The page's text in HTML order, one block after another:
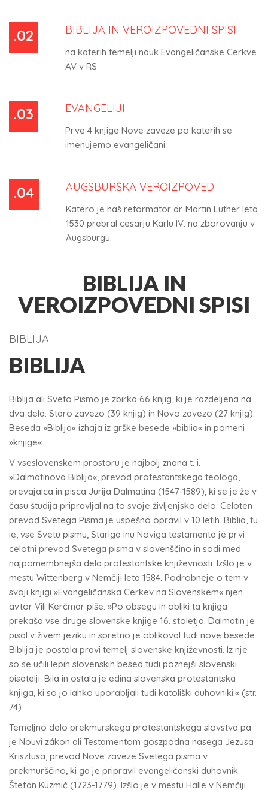
.02 BIBLIJA IN VEROIZPOVEDNI SPISI
na katerih temelji nauk Evangeličanske Cerkve
AV v RS
.03 EVANGELIJI
Prve 4 knjige Nove zaveze po katerih se
imenujemo evangeličani.
.04 AUGSBURŠKA VEROIZPOVED
Katero je naš reformator dr. Martin Luther leta
1530 prebral cesarju Karlu IV. na zborovanju v
Augsburgu.
BIBLIJA IN
VEROIZPOVEDNI SPISI
BIBLIJA
BIBLIJA
Biblija ali Sveto Pismo je zbirka 66 knjig, ki je razdeljena na
dva dela: Staro zavezo (39 knjig) in Novo zavezo (27 knjig).
Beseda »Biblija« izhaja iz grške besede »biblia« in pomeni
»knjige«.
V vseslovenskem prostoru je najbolj znana t. i.
»Dalmatinova Biblija«, prevod protestantskega teologa,
prevajalca in pisca Jurija Dalmatina (1547-1589), ki se je že v
času študija pripravljal na to svoje življenjsko delo. Celoten
prevod Svetega Pisma je uspešno opravil v 10 letih. Biblia, tu
ie, vse Svetu pismu, Stariga inu Noviga testamenta je prvi
celotni prevod Svetega pisma v slovenščino in sodi med
najpomembnejša dela protestantske književnosti. Izšlo je v
mestu Wittenberg v Nemčiji leta 1584. Podrobneje o tem v
svoji knjigi »Evangeličanska Cerkev na Slovenskem« njen
avtor Vili Kerčmar piše: »Po obsegu in obliki ta knjiga
prekaša vse druge slovenske knjige 16. stoletja. Dalmatin je
pisal v živem jeziku in spretno je oblikoval tudi nove besede.
Biblija je postala pravi temelj slovenske književnosti. Iz nje
so se učili lepih slovenskih besed tudi poznejši slovenski
pisatelji. Bila in ostala je edina slovenska protestantska
knjiga, ki so jo lahko uporabljali tudi katoliški duhovniki.« (str.
74)
Temeljno delo prekmurskega protestantskega slovstva pa
je Nouvi zákon ali Testamentom goszpodna nasega Jezusa
Krisztusa, prevod Nove zaveze Svetega pisma v
prekmurščino, ki ga je pripravil evangeličanski duhovnik
Štefan Küzmič (1723-1779). Izšlo je v mestu Halle v Nemčiji